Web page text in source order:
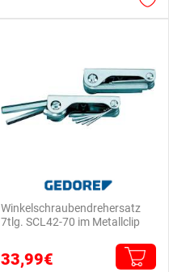
Winkelschraubendrehersatz
7tlg. SCL42-70 im Metallclip
33,99€